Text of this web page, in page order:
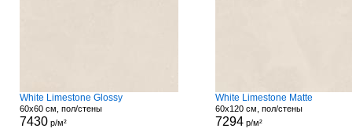
White Limestone Glossy
60x60 см, пол/стены
7430 р/м²
White Limestone Matte
60x120 см, пол/стены
7294 р/м²